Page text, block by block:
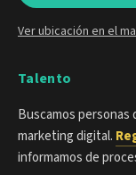
Ver ubicación en el
Talento
Buscamos personas
marketing digital.
informamos de